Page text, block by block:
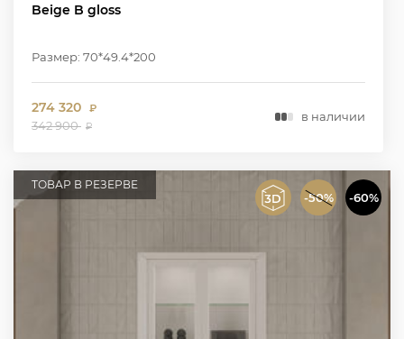
Beige B gloss
Размер: 70*49.4*200
274 320 ₽
342 900 ₽
в наличии
-50% -60%
ТОВАР В РЕЗЕРВЕ